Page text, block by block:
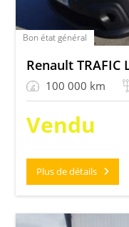
Bon état général
100 000 km
Vendu
Plus de détails